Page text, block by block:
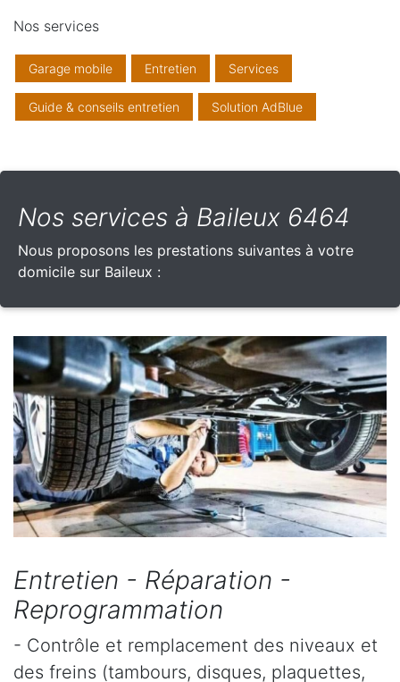
Nos services
Garage mobile Entretien Services
Guide & conseils entretien Solution AdBlue
Nos services à Baileux 6464
Nous proposons les prestations suivantes à votre
domicile sur Baileux :
Entretien - Réparation -
Reprogrammation
- Contrôle et remplacement des niveaux et
des freins (tambours, disques, plaquettes,